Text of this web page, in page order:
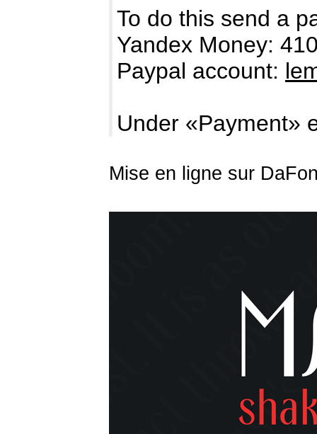
To do this send a
Yandex Money:
Paypal account:
Under «Payment»
Mise en ligne sur